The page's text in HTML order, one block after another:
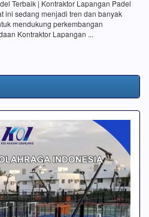
Terbaik | Kontraktor Lapangan Padel
ini sedang menjadi tren dan banyak
mendukung perkembangan
Kontraktor Lapangan ...